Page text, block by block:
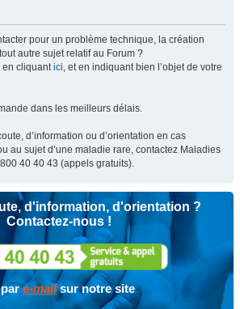
pour un problème technique, la création
autre sujet relatif au Forum ?
en cliquantici, et en indiquant bien l’objet de votre
dans les meilleurs délais.
d’information ou d’orientation en cas
au sujet d’une maladie rare, contactez Maladies
40 40 43 (appels gratuits).
d'information, d'orientation ?
Contactez-nous !
pare-mailsur notre site